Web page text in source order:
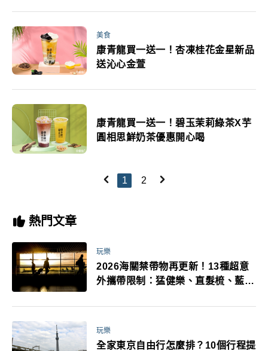
美食
康青龍買一送一！杏凍桂花金星新品
送沁心金萱
康青龍買一送一！碧玉茉莉綠茶X芋
圓相思鮮奶茶優惠開心喝
1 2
熱門文章
玩樂
2026海關禁帶物再更新！13種超意
外攜帶限制：猛健樂、直髮梳、藍牙
萬！注意事項一次看！
玩樂
全家東京自由行怎麼排？10個行程提